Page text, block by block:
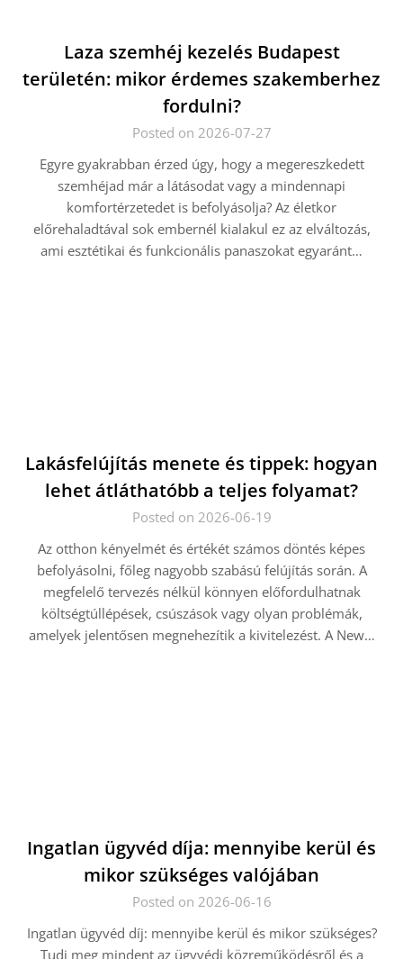
Laza szemhéj kezelés Budapest
területén: mikor érdemes szakemberhez
fordulni?
Posted on 2026-07-27
Egyre gyakrabban érzed úgy, hogy a megereszkedett
szemhéjad már a látásodat vagy a mindennapi
komfortérzetedet is befolyásolja? Az életkor
előrehaladtával sok embernél kialakul ez az elváltozás,
ami esztétikai és funkcionális panaszokat egyaránt…
Lakásfelújítás menete és tippek: hogyan
lehet átláthatóbb a teljes folyamat?
Posted on 2026-06-19
Az otthon kényelmét és értékét számos döntés képes
befolyásolni, főleg nagyobb szabású felújítás során. A
megfelelő tervezés nélkül könnyen előfordulhatnak
költségtúllépések, csúszások vagy olyan problémák,
amelyek jelentősen megnehezítik a kivitelezést. A New…
Ingatlan ügyvéd díja: mennyibe kerül és
mikor szükséges valójában
Posted on 2026-06-16
Ingatlan ügyvéd díj: mennyibe kerül és mikor szükséges?
Tudj meg mindent az ügyvédi közreműködésről és a